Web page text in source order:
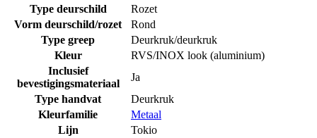
Type deurschild
Rozet
Vorm deurschild/rozet
Rond
Type greep
Deurkruk/deurkruk
Kleur
RVS/INOX look (aluminium)
Inclusief
bevestigingsmateriaal
Ja
Type handvat
Deurkruk
Kleurfamilie
Metaal
Lijn
Tokio